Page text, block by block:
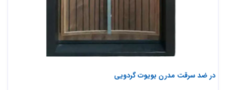
در ضد سرقت مدرن بویوت گردویی